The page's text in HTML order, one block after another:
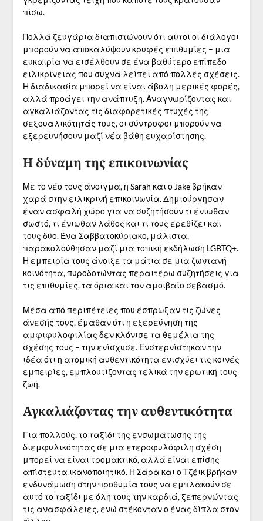
πίσω.
Πολλά ζευγάρια διαπιστώνουν ότι αυτοί οι διάλογοι
μπορούν να αποκαλύψουν κρυφές επιθυμίες – μια
ευκαιρία να εισέλθουν σε ένα βαθύτερο επίπεδο
ειλικρίνειας που συχνά λείπει από πολλές σχέσεις.
Η διαδικασία μπορεί να είναι άβολη μερικές φορές,
αλλά προάγει την ανάπτυξη. Αναγνωρίζοντας και
αγκαλιάζοντας τις διαφορετικές πτυχές της
σεξουαλικότητάς τους, οι σύντροφοι μπορούν να
εξερευνήσουν μαζί νέα βάθη ευχαρίστησης.
Η δύναμη της επικοινωνίας
Με το νέο τους άνοιγμα, η Sarah και ο Jake βρήκαν
χαρά στην ειλικρινή επικοινωνία. Δημιούργησαν
έναν ασφαλή χώρο για να συζητήσουν τι ένιωθαν
σωστό, τι ένιωθαν λάθος και τι τους ερεθίζει και
τους δύο. Ένα Σαββατοκύριακο, μάλιστα,
παρακολούθησαν μαζί μια τοπική εκδήλωση LGBTQ+.
Η εμπειρία τους άνοιξε τα μάτια σε μια ζωντανή
κοινότητα, πυροδοτώντας περαιτέρω συζητήσεις για
τις επιθυμίες, τα όρια και τον αμοιβαίο σεβασμό.
Μέσα από περιπέτειες που έσπρωξαν τις ζώνες
άνεσής τους, έμαθαν ότι η εξερεύνηση της
αμφιφυλοφιλίας δεν κλόνισε τα θεμέλια της
σχέσης τους – την ενίσχυσε. Ενστερνίστηκαν την
ιδέα ότι η ατομική αυθεντικότητα ενισχύει τις κοινές
εμπειρίες, εμπλουτίζοντας τελικά την ερωτική τους
ζωή.
Αγκαλιάζοντας την αυθεντικότητα
Για πολλούς, το ταξίδι της ενσωμάτωσης της
διεμφυλικότητας σε μια ετεροφυλόφιλη σχέση
μπορεί να είναι τρομακτικό, αλλά είναι επίσης
απίστευτα ικανοποιητικό. Η Σάρα και ο Τζέικ βρήκαν
ενδυνάμωση στην προθυμία τους να εμπλακούν σε
αυτό το ταξίδι με όλη τους την καρδιά, ξεπερνώντας
τις ανασφάλειες, ενώ στέκονταν ο ένας δίπλα στον